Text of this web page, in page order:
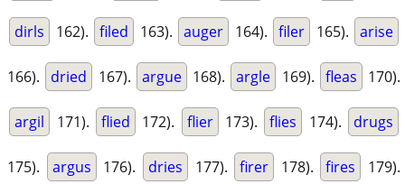
dirls 162). filed 163). auger 164). filer 165). arise
166). dried 167). argue 168). argle 169). fleas 170).
argil 171). flied 172). flier 173). flies 174). drugs
175). argus 176). dries 177). firer 178). fires 179).